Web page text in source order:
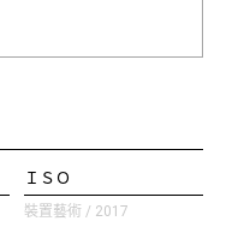
ＩＳＯ
裝置藝術 / 2017